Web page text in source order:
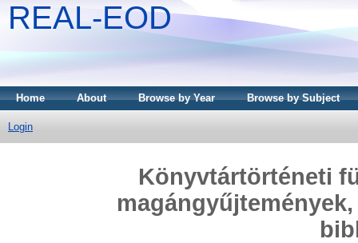
REAL-EOD
Home About Browse by Year Browse by Subject
Login
Könyvtártörténeti